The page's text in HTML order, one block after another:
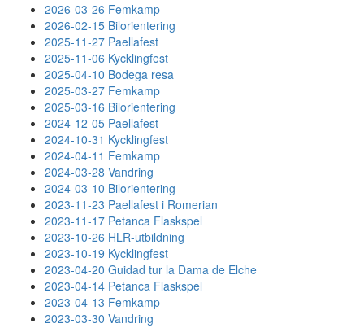
2026-03-26 Femkamp
2026-02-15 Bilorientering
2025-11-27 Paellafest
2025-11-06 Kycklingfest
2025-04-10 Bodega resa
2025-03-27 Femkamp
2025-03-16 Bilorientering
2024-12-05 Paellafest
2024-10-31 Kycklingfest
2024-04-11 Femkamp
2024-03-28 Vandring
2024-03-10 Bilorientering
2023-11-23 Paellafest i Romerian
2023-11-17 Petanca Flaskspel
2023-10-26 HLR-utbildning
2023-10-19 Kycklingfest
2023-04-20 Guidad tur la Dama de Elche
2023-04-14 Petanca Flaskspel
2023-04-13 Femkamp
2023-03-30 Vandring